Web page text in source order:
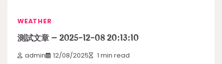
WEATHER
測試文章 – 2025-12-08 20:13:10
admin 12/08/2025 1 min read